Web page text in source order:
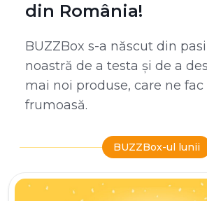
din România!
BUZZBox s-a născut din
noastră de a testa și de a
mai noi produse, care ne
frumoasă.
BUZZBox-ul lunii